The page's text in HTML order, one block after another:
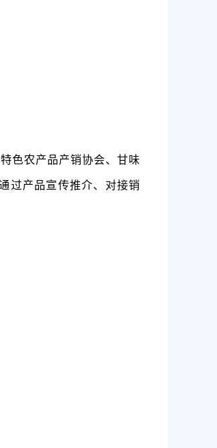
色农产品产销协会、甘味
过产品宣传推介、 对接销